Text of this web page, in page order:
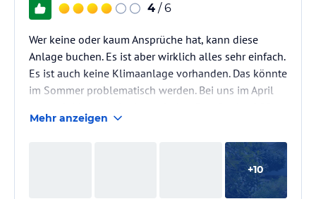
4 / 6
Wer keine oder kaum Ansprüche hat, kann diese
Anlage buchen. Es ist aber wirklich alles sehr einfach.
Es ist auch keine Klimaanlage vorhanden. Das könnte
im Sommer problematisch werden. Bei uns im April
Uhr für 2 Stunden anmachen mussten. Es wäre sonst
wirklich zu kalt gewesen um einigermapen gemütlich
Die Kochuntensilien waren nicht ganz so toll.
Mehr anzeigen
+10